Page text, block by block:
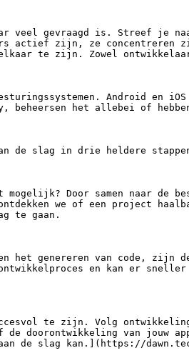
gevraagd is. Streef je
actief zijn, ze concentreren
te zijn. Zowel
Android
beheersen het allebei of
de slag in drie heldere
Door samen naar de
we of een project
te gaan.
het genereren van code,
en kan er sneller
te zijn. Volg
doorontwikkeling van jouw
de slag kan.](https://